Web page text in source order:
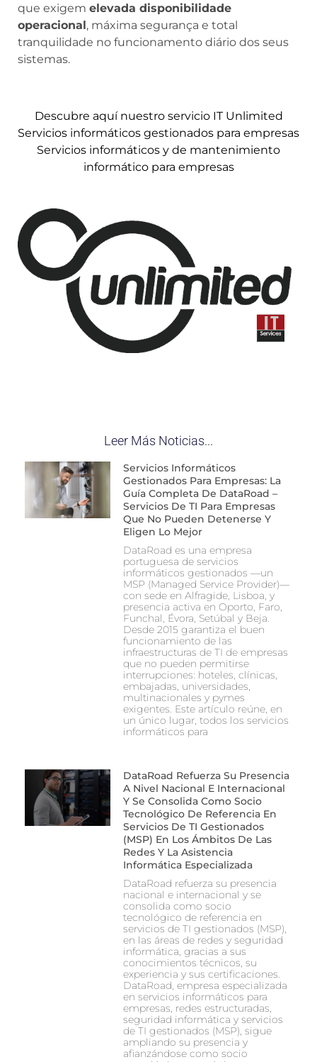
que exigem elevada disponibilidade
operacional, máxima segurança e total
tranquilidade no funcionamento diário dos seus
sistemas.
Descubre aquí nuestro servicio IT Unlimited
Servicios informáticos gestionados para empresas
Servicios informáticos y de mantenimiento
informático para empresas
Leer Más Noticias...
Servicios Informáticos
Gestionados Para Empresas: La
Guía Completa De DataRoad –
Servicios De TI Para Empresas
Que No Pueden Detenerse Y
Eligen Lo Mejor
DataRoad es una empresa
portuguesa de servicios
informáticos gestionados —un
MSP (Managed Service Provider)—
con sede en Alfragide, Lisboa, y
presencia activa en Oporto, Faro,
Funchal, Évora, Setúbal y Beja.
Desde 2015 garantiza el buen
funcionamiento de las
infraestructuras de TI de empresas
que no pueden permitirse
interrupciones: hoteles, clínicas,
embajadas, universidades,
multinacionales y pymes
exigentes. Este artículo reúne, en
un único lugar, todos los servicios
informáticos para
DataRoad Refuerza Su Presencia
A Nivel Nacional E Internacional
Y Se Consolida Como Socio
Tecnológico De Referencia En
Servicios De TI Gestionados
(MSP) En Los Ámbitos De Las
Redes Y La Asistencia
Informática Especializada
DataRoad refuerza su presencia
nacional e internacional y se
consolida como socio
tecnológico de referencia en
servicios de TI gestionados (MSP),
en las áreas de redes y seguridad
informática, gracias a sus
conocimientos técnicos, su
experiencia y sus certificaciones.
DataRoad, empresa especializada
en servicios informáticos para
empresas, redes estructuradas,
seguridad informática y servicios
de TI gestionados (MSP), sigue
ampliando su presencia y
afianzándose como socio